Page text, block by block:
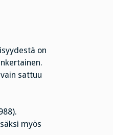
on
sattuu
myös